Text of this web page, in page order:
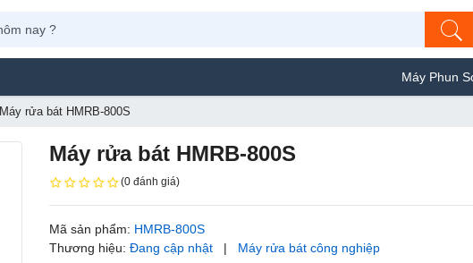
Máy Phun Sơn Yamafuji
Máy rửa bát HMRB-800S
Máy rửa bát HMRB-800S
(0 đánh giá)
Mã sản phẩm: HMRB-800S
Thương hiệu:Đang cập nhật | Máy rửa bát công nghiệp